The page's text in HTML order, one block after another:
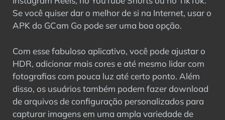
Se você quiser dar o melhor de si na Internet, usar o
APK do GCam Go pode ser uma boa opção.
Com esse fabuloso aplicativo, você pode ajustar o
HDR, adicionar mais cores e até mesmo lidar com
fotografias com pouca luz até certo ponto. Além
disso, os usuários também podem fazer download
de arquivos de configuração personalizados para
capturar imagens em uma ampla variedade de